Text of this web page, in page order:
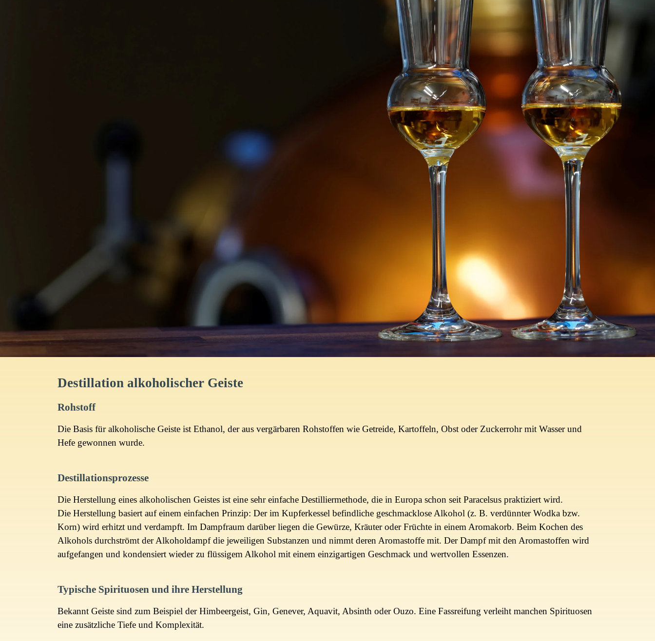
Destillation alkoholischer Geiste
Rohstoff
Die Basis für alkoholische Geiste ist Ethanol, der aus vergärbaren Rohstoffen wie Getreide, Kartoffeln, Obst oder Zuckerrohr mit Wasser und
Hefe gewonnen wurde.
Destillationsprozesse
Die Herstellung eines alkoholischen Geistes ist eine sehr einfache Destilliermethode, die in Europa schon seit Paracelsus praktiziert wird.
Die Herstellung basiert auf einem einfachen Prinzip: Der im Kupferkessel befindliche geschmacklose Alkohol (z. B. verdünnter Wodka bzw.
Korn) wird erhitzt und verdampft. Im Dampfraum darüber liegen die Gewürze, Kräuter oder Früchte in einem Aromakorb. Beim Kochen des
Alkohols durchströmt der Alkoholdampf die jeweiligen Substanzen und nimmt deren Aromastoffe mit. Der Dampf mit den Aromastoffen wird
aufgefangen und kondensiert wieder zu flüssigem Alkohol mit einem einzigartigen Geschmack und wertvollen Essenzen.
Typische Spirituosen und ihre Herstellung
Bekannt Geiste sind zum Beispiel der Himbeergeist, Gin, Genever, Aquavit, Absinth oder Ouzo. Eine Fassreifung verleiht manchen Spirituosen
eine zusätzliche Tiefe und Komplexität.